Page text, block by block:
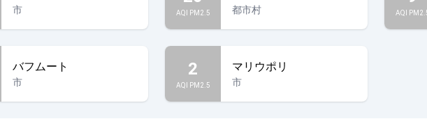
市 AQI PM2.5 都市村 AQI
バフムート
市
2
AQI PM2.5
マリウポリ
市